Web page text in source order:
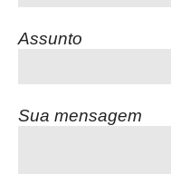
Assunto
Sua mensagem